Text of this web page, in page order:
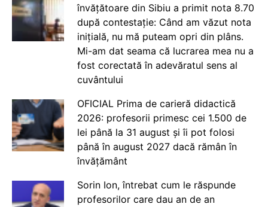
învățătoare din Sibiu a primit nota 8.70
după contestație: Când am văzut nota
inițială, nu mă puteam opri din plâns.
Mi-am dat seama că lucrarea mea nu a
fost corectată în adevăratul sens al
cuvântului
OFICIAL Prima de carieră didactică
2026: profesorii primesc cei 1.500 de
lei până la 31 august și îi pot folosi
până în august 2027 dacă rămân în
învățământ
Sorin Ion, întrebat cum le răspunde
profesorilor care dau an de an